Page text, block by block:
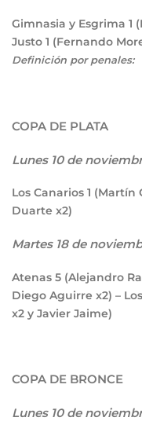
Gimnasia y Esgrima 1
Justo 1 (Fernando
Definición por penales:
COPA DE PLATA
Lunes 10 de
Los Canarios 1 (Martín
Duarte x2)
Martes 18 de
Atenas 5 (Alejandro
Diego Aguirre x2) –
x2 y Javier Jaime)
COPA DE BRONCE
Lunes 10 de